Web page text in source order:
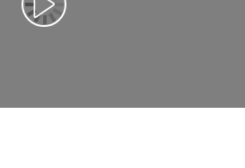
Lancer la vidéo